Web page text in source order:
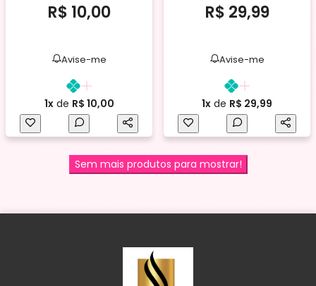
R$ 10,00
Avise-me
1xde R$ 10,00
R$ 29,99
Avise-me
1x de R$ 29,99
Sem mais produtos para mostrar!